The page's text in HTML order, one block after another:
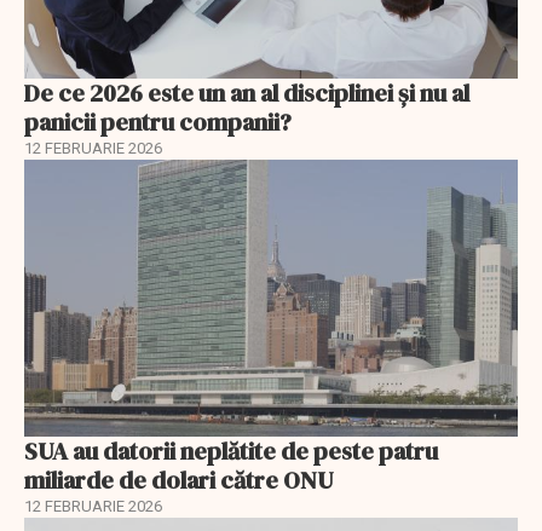
De ce 2026 este un an al disciplinei și nu al
panicii pentru companii?
12 FEBRUARIE 2026
SUA au datorii neplătite de peste patru
miliarde de dolari către ONU
12 FEBRUARIE 2026